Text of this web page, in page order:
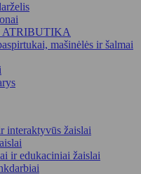
ATRIBUTIKA
mašinėlės ir šalmai
interaktyvūs žaislai
ir edukaciniai žaislai